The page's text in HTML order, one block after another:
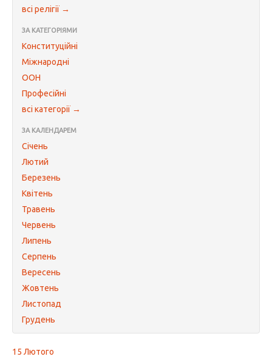
всі релігії →
ЗА КАТЕГОРІЯМИ
Конституційні
Міжнародні
ООН
Професійні
всі категорії →
ЗА КАЛЕНДАРЕМ
Січень
Лютий
Березень
Квітень
Травень
Червень
Липень
Серпень
Вересень
Жовтень
Листопад
Грудень
15 Лютого